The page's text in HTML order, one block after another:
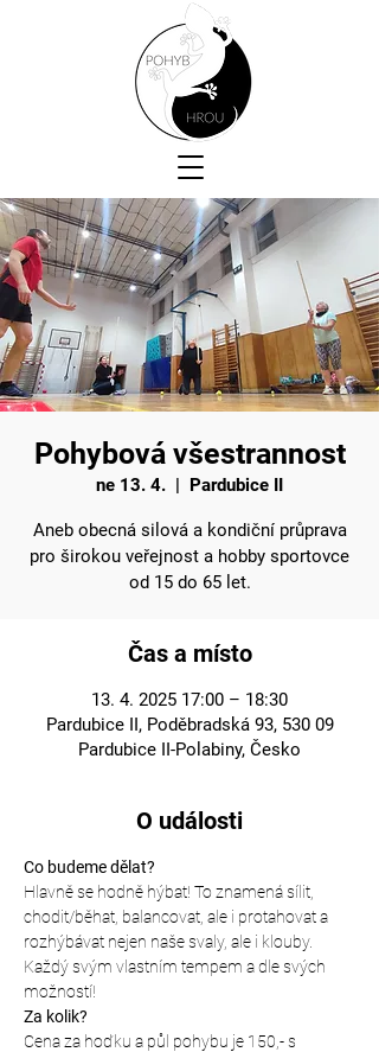
Pohybová všestrannost
ne 13. 4.
  |
Pardubice II
Aneb obecná silová a kondiční průprava
pro širokou veřejnost a hobby sportovce
od 15 do 65 let.
Čas a místo
13. 4. 2025 17:00 – 18:30
Pardubice II, Poděbradská 93, 530 09
Pardubice II-Polabiny, Česko
O události
Co budeme dělat?
Hlavně se hodně hýbat! To znamená sílit,
chodit/běhat, balancovat, ale i protahovat a
rozhýbávat nejen naše svaly, ale i klouby.
Každý svým vlastním tempem a dle svých
možností!
Za kolik?
Cena za hoďku a půl pohybu je 150,- s